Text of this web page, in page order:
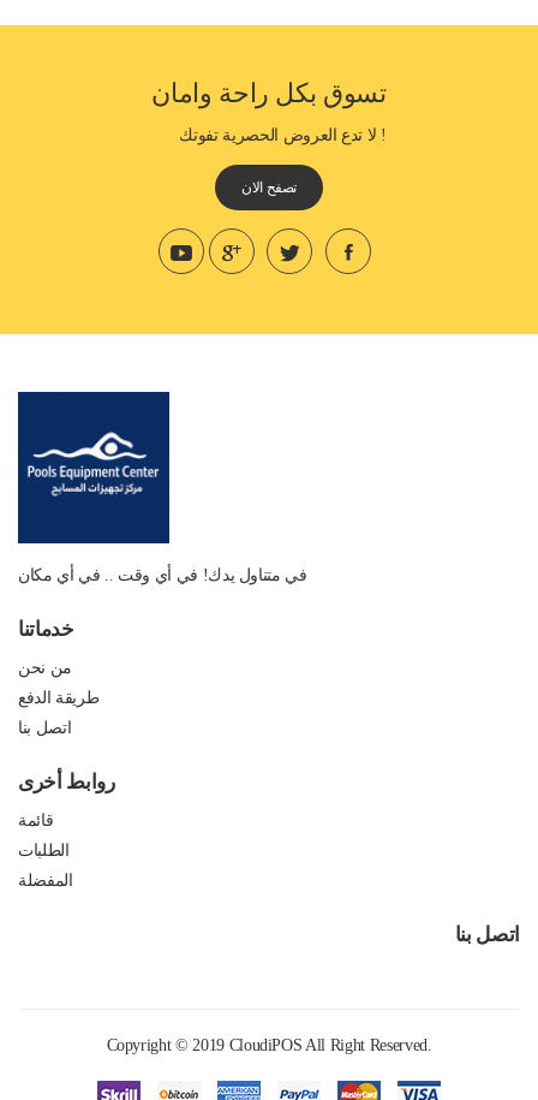
تسوق بكل راحة وامان
! لا تدع العروض الحصرية تفوتك
تصفح الان
في متناول يدك! في أي وقت .. في أي مكان
خدماتنا
من نحن
طريقة الدفع
اتصل بنا
روابط أخرى
قائمة
الطلبات
المفضلة
اتصل بنا
Copyright © 2019 CloudiPOS All Right Reserved.